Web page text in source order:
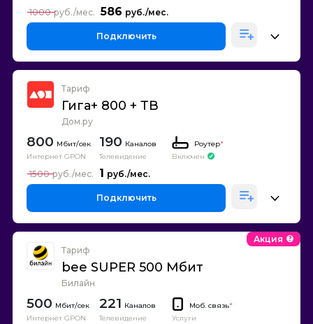
586
1000
Подключить
Тариф
Гига+ 800 + ТВ
Дом.ру
800
Интернет GPON
190 Каналов
Телевидение
Роутер*
Включен
1
1500
Подключить
Тариф
bee SUPER 500 Мбит
Билайн
Акция
500
Интернет GPON
221 Каналов
Телевидение
Моб. связь*
Услуги